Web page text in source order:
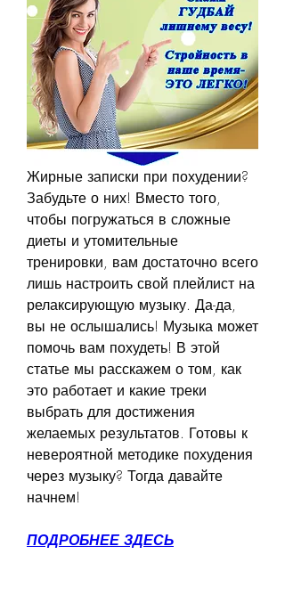
Жирные записки при похудении?
Забудьте о них! Вместо того,
чтобы погружаться в сложные
диеты и утомительные
тренировки, вам достаточно всего
лишь настроить свой плейлист на
релаксирующую музыку. Да-да,
вы не ослышались! Музыка может
помочь вам похудеть! В этой
статье мы расскажем о том, как
это работает и какие треки
выбрать для достижения
желаемых результатов. Готовы к
невероятной методике похудения
через музыку? Тогда давайте
начнем!
ПОДРОБНЕЕ ЗДЕСЬ